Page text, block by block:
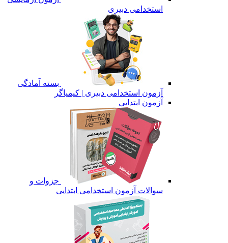
استخدامی دبیری
بسته آمادگی
آزمون استخدامی دبیری | کیمیاگر
آزمون ابتدایی
جزوات و
سوالات آزمون استخدامی ابتدایی